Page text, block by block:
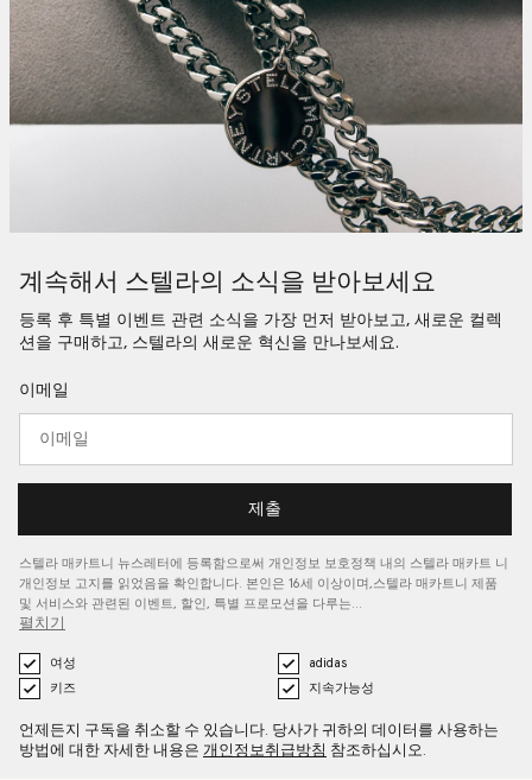
계속해서 스텔라의 소식을 받아보세요
등록 후 특별 이벤트 관련 소식을 가장 먼저 받아보고, 새로운 컬렉
션을 구매하고, 스텔라의 새로운 혁신을 만나보세요.
이메일
제출
스텔라 매카트니 뉴스레터에 등록함으로써 개인정보 보호정책 내의 스텔라 매카트 니
개인정보 고지를 읽었음을 확인합니다. 본인은 16세 이상이며,스텔라 매카트니 제품
및 서비스와 관련된 이벤트, 할인, 특별 프로모션을 다루는…
펼치기
여성
adidas
키즈
지속가능성
언제든지 구독을 취소할 수 있습니다. 당사가 귀하의 데이터를 사용하는
방법에 대한 자세한 내용은 개인정보취급방침 참조하십시오.